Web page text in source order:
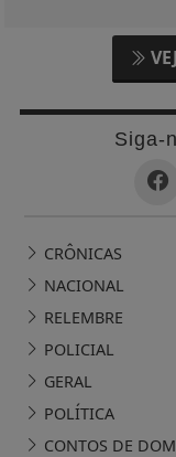
Siga-
CRÔNICAS
NACIONAL
RELEMBRE
POLICIAL
GERAL
POLÍTICA
CONTOS DE